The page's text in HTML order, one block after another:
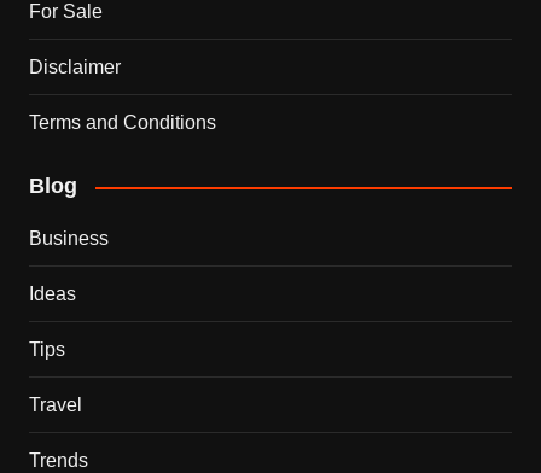
For Sale
Disclaimer
Terms and Conditions
Blog
Business
Ideas
Tips
Travel
Trends